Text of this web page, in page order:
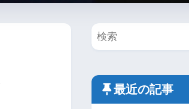
最近の記事